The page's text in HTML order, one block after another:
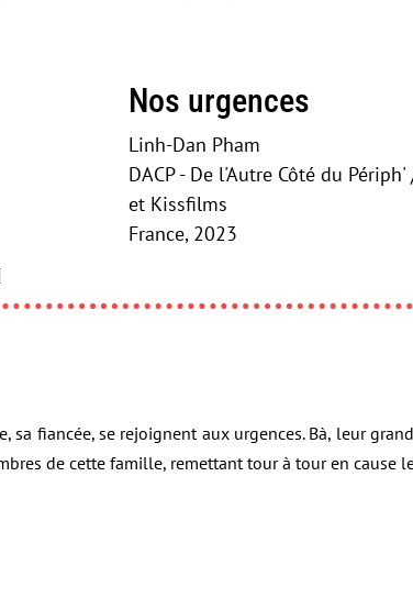
Nos urgences
Linh-Dan Pham
DACP - De l'Autre Côté du
et Kissfilms
France, 2023
sa fiancée, se rejoignent aux urgences. Bà, leur
de cette famille, remettant tour à tour en